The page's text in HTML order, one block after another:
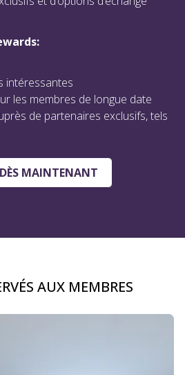
les membres de longue date
de partenaires exclusifs, tels
MAINTENANT